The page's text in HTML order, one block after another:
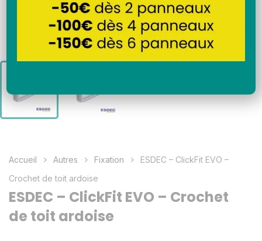
Accueil Autres Fixation
ESDEC – ClickFit EVO –
Crochet de toit ardoise
ESDEC – ClickFit EVO – Crochet
de toit ardoise